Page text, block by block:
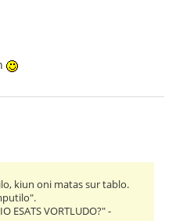
kiun oni matas sur tablo.
ESATS VORTLUDO?" -